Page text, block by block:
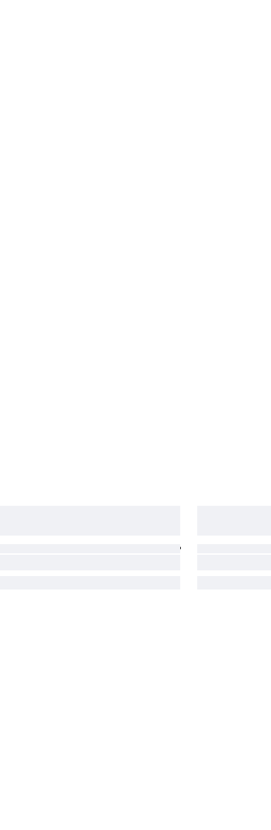
en carbone, le cadre en Titane et tous les composants